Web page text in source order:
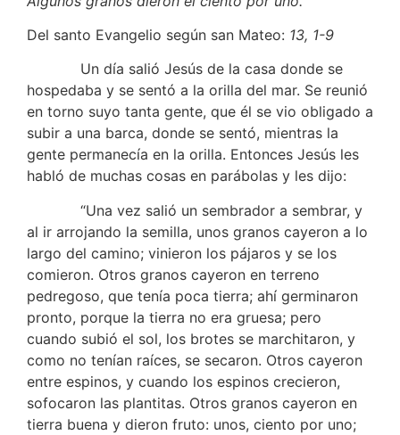
Del santo Evangelio según san Mateo: 13, 1-9
Un día salió Jesús de la casa donde se
hospedaba y se sentó a la orilla del mar. Se reunió
en torno suyo tanta gente, que él se vio obligado a
subir a una barca, donde se sentó, mientras la
gente permanecía en la orilla. Entonces Jesús les
habló de muchas cosas en parábolas y les dijo:
“Una vez salió un sembrador a sembrar, y
al ir arrojando la semilla, unos granos cayeron a lo
largo del camino; vinieron los pájaros y se los
comieron. Otros granos cayeron en terreno
pedregoso, que tenía poca tierra; ahí germinaron
pronto, porque la tierra no era gruesa; pero
cuando subió el sol, los brotes se marchitaron, y
como no tenían raíces, se secaron. Otros cayeron
entre espinos, y cuando los espinos crecieron,
sofocaron las plantitas. Otros granos cayeron en
tierra buena y dieron fruto: unos, ciento por uno;